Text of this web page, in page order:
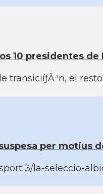
10 presidentes de
transiciíƒÂ³n, el
per motius
3/la-seleccio-